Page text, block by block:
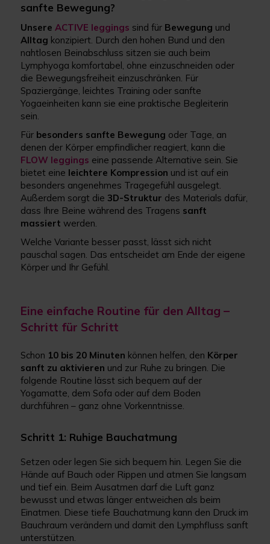
sanfte Bewegung?
UnsereACTIVE leggings sind für Bewegung und
Alltag konzipiert. Durch den hohen Bund und den
nahtlosen Beinabschluss sitzen sie auch beim
Lymphyoga komfortabel, ohne einzuschneiden oder
die Bewegungsfreiheit einzuschränken. Für
Spaziergänge, leichtes Training oder sanfte
Yogaeinheiten kann sie eine praktische Begleiterin
sein.
Für besonders sanfte Bewegung oder Tage, an
denen der Körper empfindlicher reagiert, kann die
FLOW leggings eine passende Alternative sein. Sie
bietet eine leichtere Kompression und ist auf ein
besonders angenehmes Tragegefühl ausgelegt.
Außerdem sorgt die 3D-Struktur des Materials dafür,
dass Ihre Beine während des Tragens sanft
massiert werden.
Welche Variante besser passt, lässt sich nicht
pauschal sagen. Das entscheidet am Ende der eigene
Körper und Ihr Gefühl.
Eine einfache Routine für den Alltag –
Schritt für Schritt
Schon 10 bis 20 Minuten können helfen, den Körper
sanft zu aktivieren und zur Ruhe zu bringen. Die
folgende Routine lässt sich bequem auf der
Yogamatte, dem Sofa oder auf dem Boden
durchführen – ganz ohne Vorkenntnisse.
Schritt 1: Ruhige Bauchatmung
Setzen oder legen Sie sich bequem hin. Legen Sie die
Hände auf Bauch oder Rippen und atmen Sie langsam
und tief ein. Beim Ausatmen darf die Luft ganz
bewusst und etwas länger entweichen als beim
Einatmen. Diese tiefe Bauchatmung kann den Druck im
Bauchraum verändern und damit den Lymphfluss sanft
unterstützen.